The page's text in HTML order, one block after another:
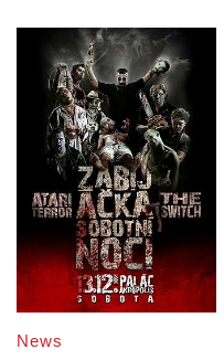
News